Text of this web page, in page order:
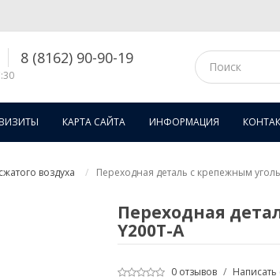
8 (8162) 90-90-19
КАРТА САЙТА ИНФОРМАЦИЯ
воздуха Переходная деталь с крепежным
Переходная
Y200T-A
0 отзывов / Написать